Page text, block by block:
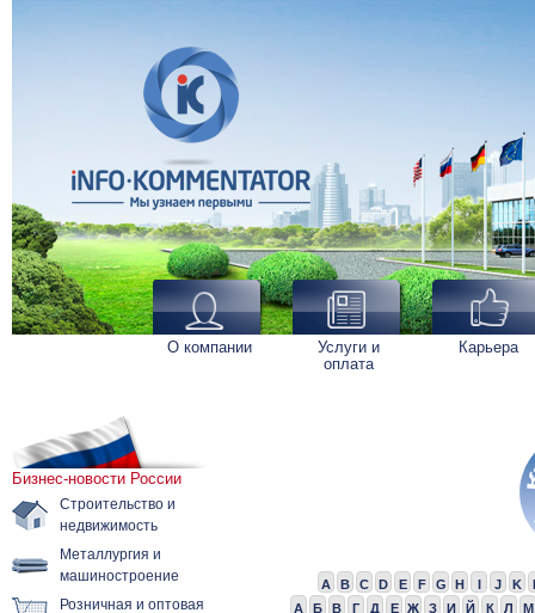
О компании
Услуги и
оплата
Карьера
Бизнес-новости России
Строительство и
недвижимость
Металлургия и
машиностроение
Розничная и оптовая
A B C D E F G H I J K
А
Б В Г Д Е Ж З И Й К Л М